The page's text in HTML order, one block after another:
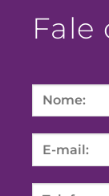
Fale
Please
field
empty.